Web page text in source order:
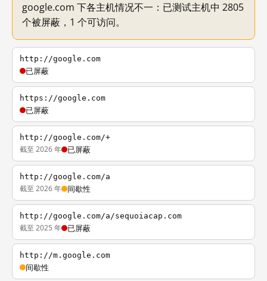
google.com 下各主机情况不一：已测试主机中 2805
个被屏蔽，1 个可访问。
http://google.com
已屏蔽
https://google.com
已屏蔽
http://google.com/+
截至 2026 年 已屏蔽
http://google.com/a
截至 2026 年 间歇性
http://google.com/a/sequoiacap.com
截至 2025 年 已屏蔽
http://m.google.com
间歇性